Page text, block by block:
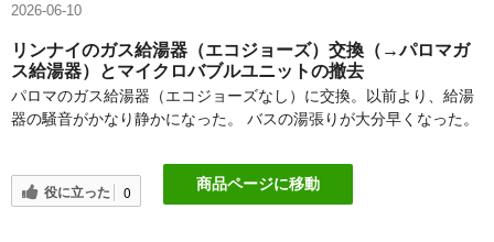
2026-06-10
リンナイのガス給湯器（エコジョーズ）交換（→パロマガ
ス給湯器）とマイクロバブルユニットの撤去
パロマのガス給湯器（エコジョーズなし）に交換。以前より、給湯
器の騒音がかなり静かになった。 バスの湯張りが大分早くなった。
役に立った 0 商品ページに移動